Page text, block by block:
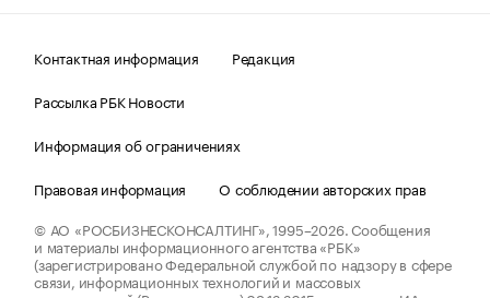
Контактная информация
Редакция
Рассылка РБК Новости
Информация об ограничениях
Правовая информация
О соблюдении авторских прав
© АО «РОСБИЗНЕСКОНСАЛТИНГ»,1995–2026.Сообщения
и материалы информационного агентства «РБК»
(зарегистрировано Федеральной службой по надзору в сфере
связи, информационных технологий и массовых